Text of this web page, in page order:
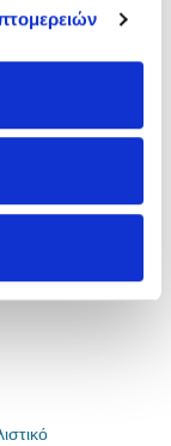
σου